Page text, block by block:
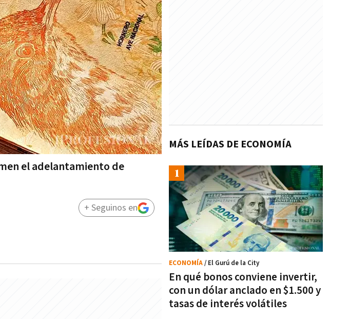
el adelantamiento de
+ Seguinos en
MÁS LEÍDAS DE ECONOMÍA
En qué bonos conviene invertir,
con un dólar anclado en $1.500 y
tasas de interés volátiles
ECONOMÍA/ El Gurú de la City